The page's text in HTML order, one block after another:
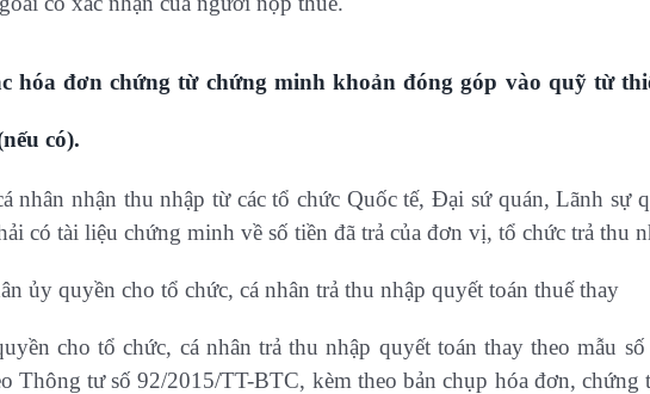
hóa đơn chứng từ chứng minh khoản đóng góp vào quỹ từ
có).
nhân nhận thu nhập từ các tổ chức Quốc tế, Đại sứ quán, Lãnh sự
có tài liệu chứng minh về số tiền đã trả của đơn vị, tổ chức trả thu
ủy quyền cho tổ chức, cá nhân trả thu nhập quyết toán thuế thay
cho tổ chức, cá nhân trả thu nhập quyết toán thay theo mẫu
Thông tư số 92/2015/TT-BTC, kèm theo bản chụp hóa đơn,